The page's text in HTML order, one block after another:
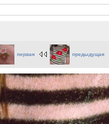
первая предыдущая